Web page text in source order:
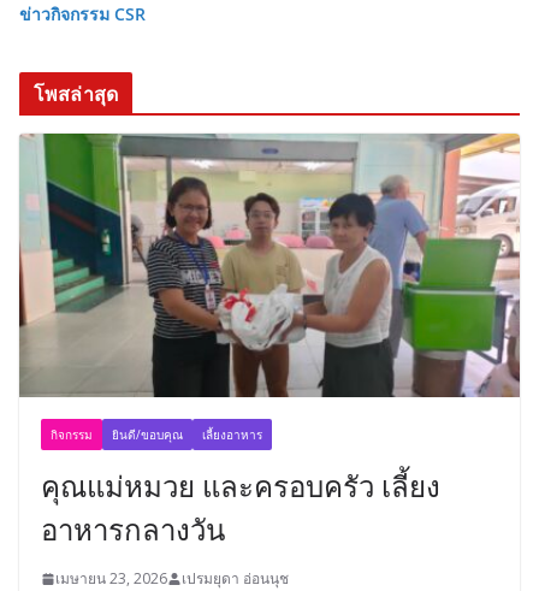
ข่าวกิจกรรม CSR
โพสล่าสุด
กิจกรรม ยินดี/ขอบคุณ เลี้ยงอาหาร
คุณแม่หมวย และครอบครัว เลี้ยง
อาหารกลางวัน
เมษายน 23, 2026 เปรมยุดา อ่อนนุช